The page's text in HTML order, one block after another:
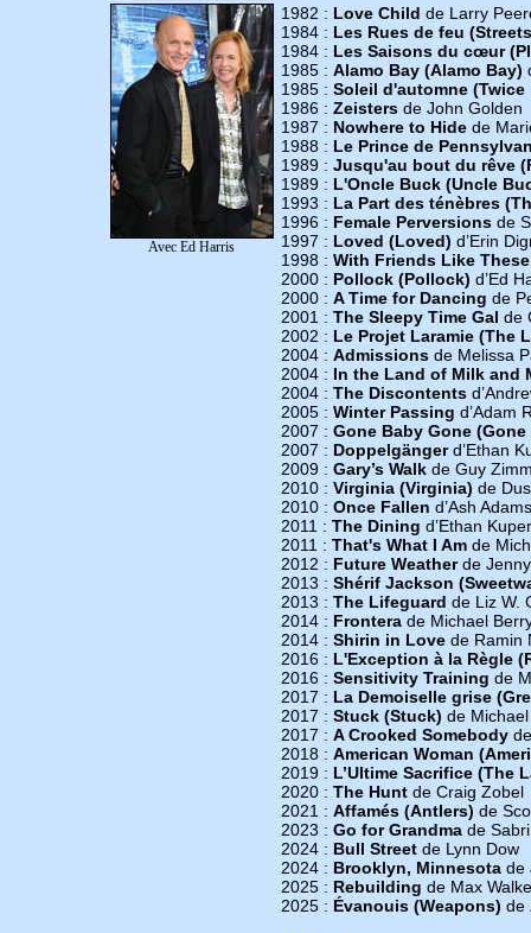
Avec Ed Harris
1982 : Love Child de Larry
1984 : Les Rues de feu
1984 : Les Saisons du cœur
1985 : Alamo Bay (Alamo Bay)
1985 : Soleil d'automne
1986 : Zeisters de John Golden
1987 : Nowhere to Hide de
1988 : Le Prince de
1989 : Jusqu'au bout du rêve
1989 : L'Oncle Buck (Uncle
1993 : La Part des ténèbres
1996 : Female Perversions de
1997 : Loved (Loved) d’Erin
1998 : With Friends Like
2000 : Pollock (Pollock) d’Ed
2000 : A Time for Dancing de
2001 : The Sleepy Time Gal de
2002 : Le Projet Laramie (The
2004 : Admissions de Melissa
2004 : In the Land of Milk and
2004 : The Discontents
2005 : Winter Passing d’Adam
2007 : Gone Baby Gone
2007 : Doppelgängerd’Ethan
2009 : Gary’s Walk de Guy
2010 : Virginia (Virginia) de
2010 : Once Fallen d’Ash Adams
2011 : The Dining d’Ethan
2011 : That's What I Am de
2012 : Future Weatherde
2013 : Shérif Jackson
2013 : The Lifeguard de Liz W.
2014 : Frontera de Michael
2014 : Shirin in Love de Ramin
2016 : L'Exception à la Règle
2016 : Sensitivity Training de
2017 : La Demoiselle grise
2017 : Stuck (Stuck) de
2017 : A Crooked Somebody
2018 : American Woman
2019 : L’Ultime Sacrifice (The
2020 : The Hunt de Craig Zobel
2021 : Affamés (Antlers) de
2023 : Go for Grandma de
2024 : Bull Street de Lynn Dow
2024 : Brooklyn, Minnesota de
2025 : Rebuilding de Max
2025 : Évanouis (Weapons) de